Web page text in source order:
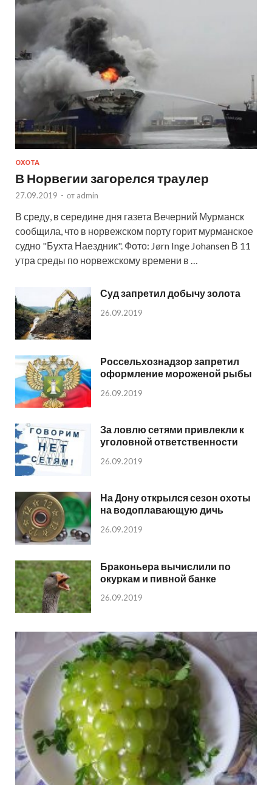
ОХОТА
В Норвегии загорелся траулер
27.09.2019 - от admin
В среду, в середине дня газета Вечерний Мурманск
сообщила, что в норвежском порту горит мурманское
судно "Бухта Наездник". Фото: Jørn Inge Johansen В 11
утра среды по норвежскому времени в …
Суд запретил добычу золота
26.09.2019
Россельхознадзор запретил
оформление мороженой рыбы
26.09.2019
За ловлю сетями привлекли к
уголовной ответственности
26.09.2019
На Дону открылся сезон охоты
на водоплавающую дичь
26.09.2019
Браконьера вычислили по
окуркам и пивной банке
26.09.2019